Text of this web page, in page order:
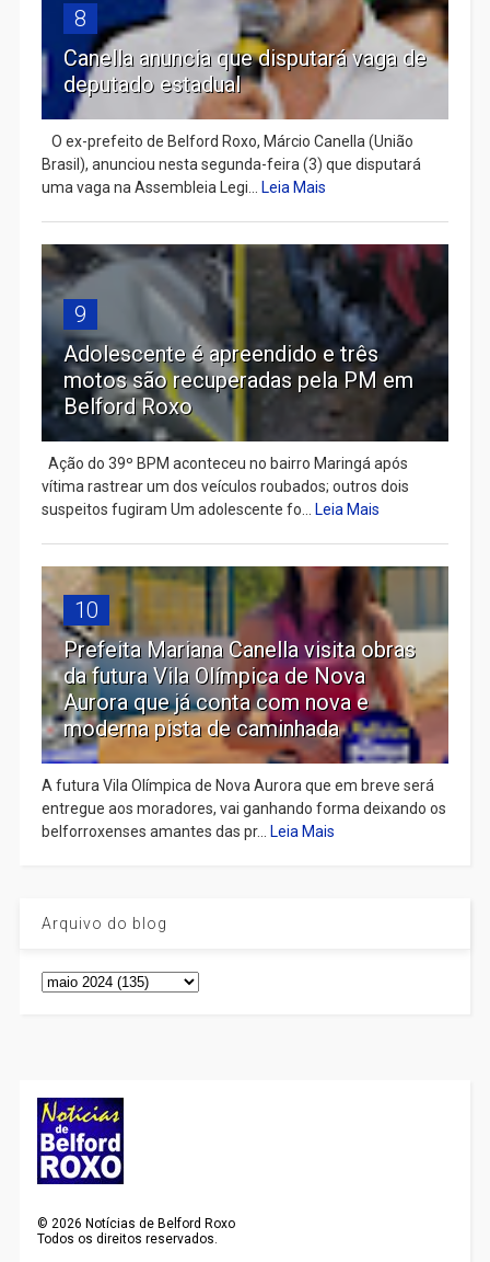
8
Canella anuncia que disputará vaga de
deputado estadual
​ O ex-prefeito de Belford Roxo, Márcio Canella (União
Brasil), anunciou nesta segunda-feira (3) que disputará
uma vaga na Assembleia Legi... Leia Mais
9
Adolescente é apreendido e três
motos são recuperadas pela PM em
Belford Roxo
Ação do 39º BPM aconteceu no bairro Maringá após
vítima rastrear um dos veículos roubados; outros dois
suspeitos fugiram Um adolescente fo... Leia Mais
10
Prefeita Mariana Canella visita obras
da futura Vila Olímpica de Nova
Aurora que já conta com nova e
moderna pista de caminhada
A futura Vila Olímpica de Nova Aurora que em breve será
entregue aos moradores, vai ganhando forma deixando os
belforroxenses amantes das pr... Leia Mais
Arquivo do blog
©2026 Notícias de Belford Roxo
Todos os direitos reservados.